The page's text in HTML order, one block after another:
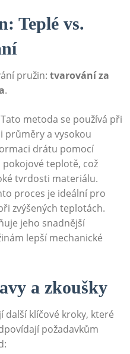
Teplé vs.
pružin: tvarování za
. ⁣
Tato metoda se používá​ při
průměry ⁢a⁣ vysokou
drátu ⁢pomocí
teplotě, což
tvrdosti materiálu.
proces je ideální pro
zvýšených teplotách.​
jeho⁤ snadnější
lepší mechanické
a zkoušky
klíčové kroky, které
‌požadavkům